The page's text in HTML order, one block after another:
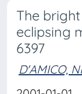
The
eclipsing
6397
D'AMICO,